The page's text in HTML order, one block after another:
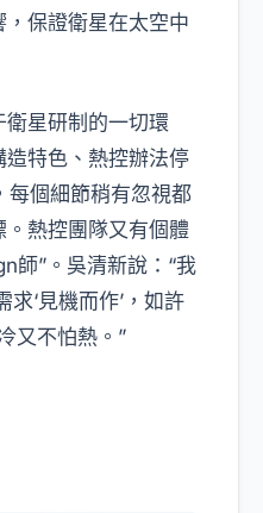
保證衛星在太空中
星研制的一切環
特色、熱控辦法停
個細節稍有忽視都
熱控團隊又有個體
師”。吳清新說：“我
求‘見機而作’，如許
又不怕熱。”